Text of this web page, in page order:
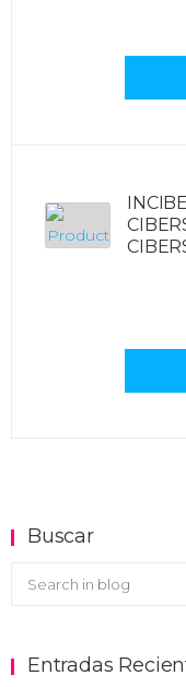
Buscar
Buscar en el blog
Entradas